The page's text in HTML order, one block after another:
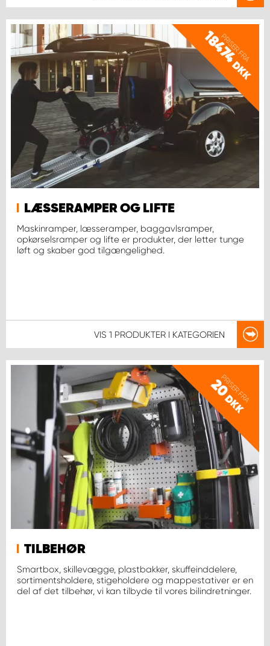
PRISER FRA
18474
DKK
LÆSSERAMPER OG LIFTE
Maskinramper, læsseramper, baggavlsramper,
opkørselsramper og lifte er produkter, der letter tunge
løft og skaber god tilgængelighed.
VIS 1 PRODUKTER I KATEGORIEN
PRISER FRA
20
DKK
TILBEHØR
Smartbox, skillevægge, plastbakker, skuffeinddelere,
sortimentsholdere, stigeholdere og mappestativer er en
del af det tilbehør, vi kan tilbyde til vores bilindretninger.